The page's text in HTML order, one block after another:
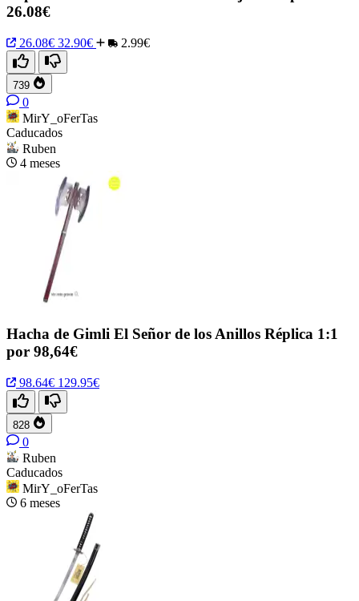
26.08€
26.08€ 32.90€ 2.99€
739
0
MirY_oFerTas
Caducados
Ruben
4 meses
Hacha de Gimli El Señor de los Anillos Réplica 1:1
por 98,64€
98.64€ 129.95€
828
0
Ruben
Caducados
MirY_oFerTas
6 meses